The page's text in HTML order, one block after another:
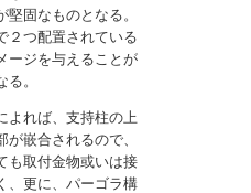
固なものとなる。
２つ配置されている
ージを与えることが
。
よれば、支持柱の上
嵌合されるので、
も取付金物或いは接
、更に、パーゴラ構